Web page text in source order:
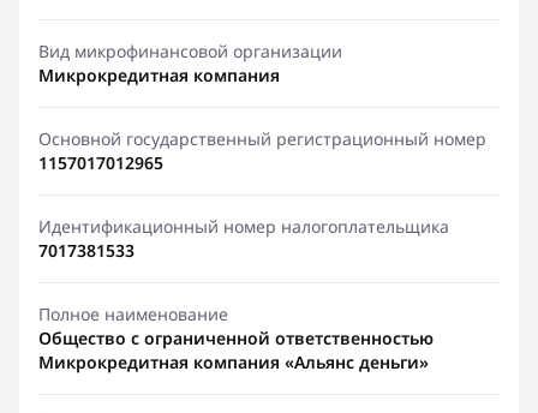
Вид микрофинансовой организации
Микрокредитная компания
Основной государственный регистрационный номер
1157017012965
Идентификационный номер налогоплательщика
7017381533
Полное наименование
Общество с ограниченной ответственностью
Микрокредитная компания «Альянс деньги»